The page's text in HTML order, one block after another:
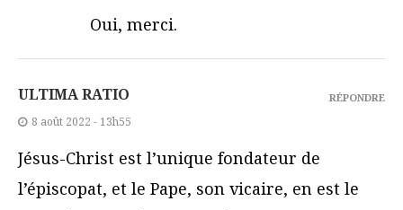
Oui, merci.
ULTIMA RATIO
8 août 2022 - 13h55
Jésus-Christ est l’unique fondateur de
l’épiscopat, et le Pape, son vicaire, en est le
RÉPONDRE